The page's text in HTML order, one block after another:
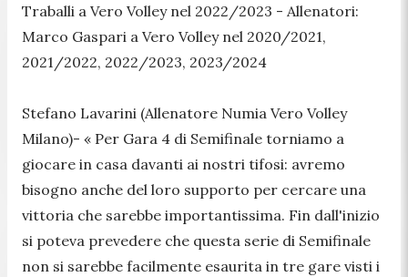
Traballi a Vero Volley nel 2022/2023 - Allenatori:
Marco Gaspari a Vero Volley nel 2020/2021,
2021/2022, 2022/2023, 2023/2024
Stefano Lavarini (Allenatore Numia Vero Volley
Milano)- « Per Gara 4 di Semifinale torniamo a
giocare in casa davanti ai nostri tifosi: avremo
bisogno anche del loro supporto per cercare una
vittoria che sarebbe importantissima. Fin dall'inizio
si poteva prevedere che questa serie di Semifinale
non si sarebbe facilmente esaurita in tre gare visti i